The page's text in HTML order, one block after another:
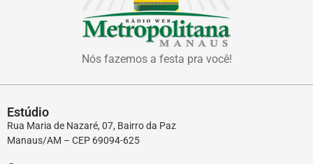
Nós fazemos a festa pra você!
Estúdio
Rua Maria de Nazaré, 07, Bairro da Paz
Manaus/AM – CEP 69094-625